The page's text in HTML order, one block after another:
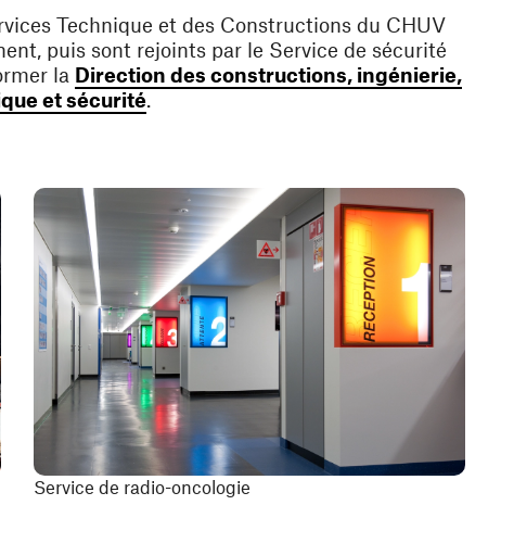
Technique et des Constructions du CHUV
puis sont rejoints par le Service de sécurité
la Direction des constructions, ingénierie,
et sécurité(ouvre une nouvelle fenêtre)
.
Service de radio-oncologie